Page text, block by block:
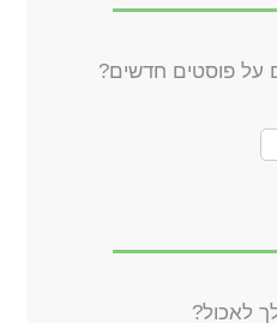
על פוסטים חדשים?
לאכול?